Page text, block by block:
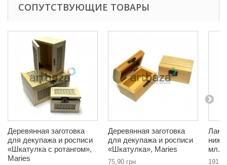
СОПУТСТВУЮЩИЕ ТОВАРЫ
Деревянная заготовка
для декупажа и росписи
«Шкатулка с ротангом»,
Maries
Деревянная заготовка
для декупажа и росписи
«Шкатулка», Maries
75,90 грн
Лак
мл.,